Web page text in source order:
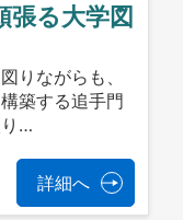
る大学図
りながらも、
築する追手門
り…
詳細へ